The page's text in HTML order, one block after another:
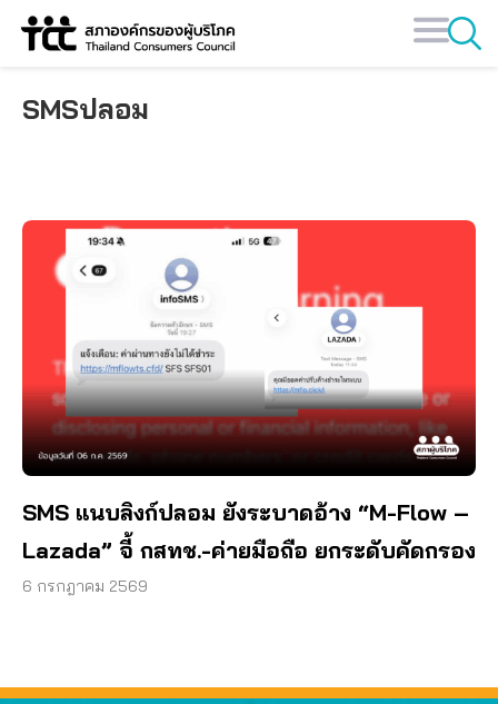
Skip
SMSปลอม
SMS แนบลิงก์ปลอม ยังระบาดอ้าง “M-Flow –
Lazada” จี้ กสทช.-ค่ายมือถือ ยกระดับคัดกรอง
6 กรกฎาคม 2569